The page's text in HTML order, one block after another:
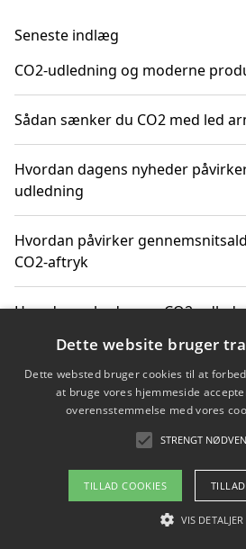
Seneste indlæg
CO2-udledning og moderne
Sådan sænker du CO2 med led
Hvordan dagens nyheder
udledning
Hvordan påvirker
CO2-aftryk
Hvordan nyheder om CO2-
Copyright 2026 -
Om / kontakt
Blog
Dette website bruger
Dette websted bruger cookies til at
at bruge vores hjemmeside
overensstemmelse med vores
STRENGT
TILLAD COOKIES
VIS DETALJER